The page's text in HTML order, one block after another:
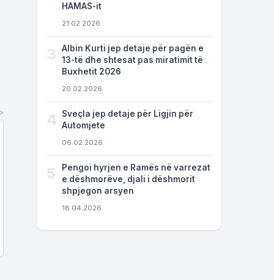
HAMAS-it
21.02.2026
3
Albin Kurti jep detaje për pagën e
13-të dhe shtesat pas miratimit të
Buxhetit 2026
20.02.2026
4
Sveçla jep detaje për Ligjin për
Automjete
06.02.2026
5
Pengoi hyrjen e Ramës në varrezat
e dëshmorëve, djali i dëshmorit
shpjegon arsyen
18.04.2026